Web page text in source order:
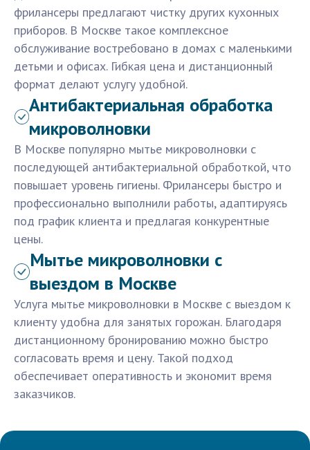
фрилансеры предлагают чистку других кухонных
приборов. В Москве такое комплексное
обслуживание востребовано в домах с маленькими
детьми и офисах. Гибкая цена и дистанционный
формат делают услугу удобной.
Антибактериальная обработка
микроволновки
В Москве популярно мытье микроволновки с
последующей антибактериальной обработкой, что
повышает уровень гигиены. Фрилансеры быстро и
профессионально выполнили работы, адаптируясь
под график клиента и предлагая конкурентные
цены.
Мытье микроволновки с
выездом в Москве
Услуга мытье микроволновки в Москве с выездом к
клиенту удобна для занятых горожан. Благодаря
дистанционному бронированию можно быстро
согласовать время и цену. Такой подход
обеспечивает оперативность и экономит время
заказчиков.